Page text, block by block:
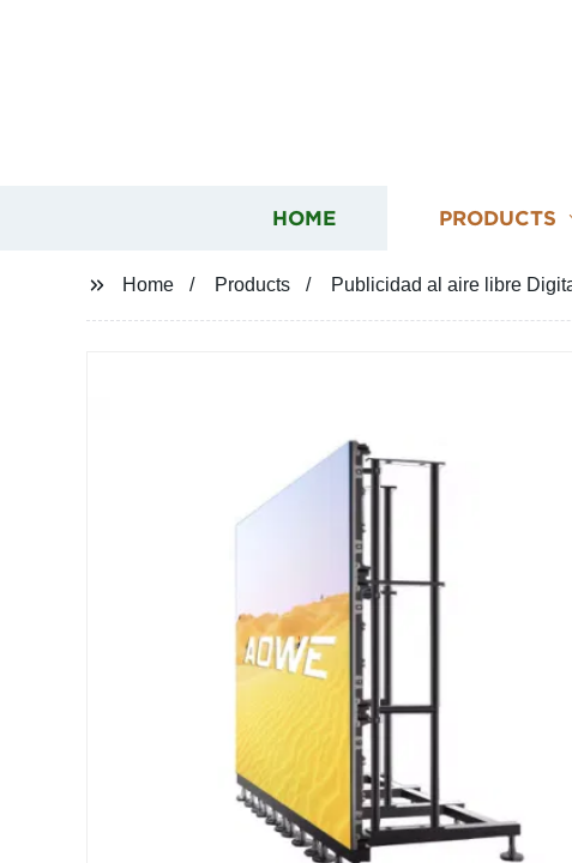
HOME PRODUCTS
Home Products Publicidad al aire libre